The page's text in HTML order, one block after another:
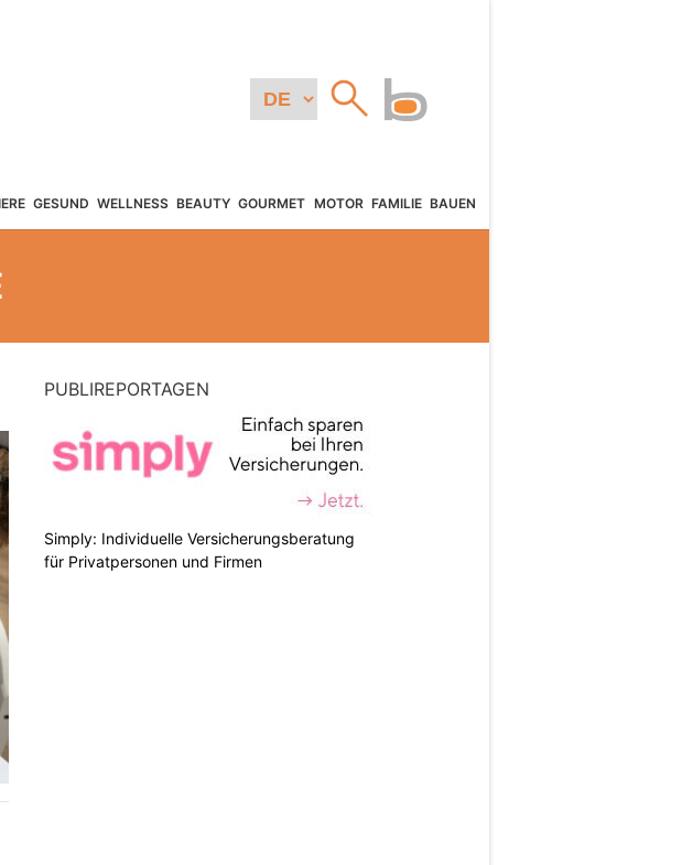
GESUND WELLNESS BEAUTY GOURMET MOTOR FAMILIE BAUEN
PUBLIREPORTAGEN
Simply: Individuelle Versicherungsberatung
für Privatpersonen und Firmen